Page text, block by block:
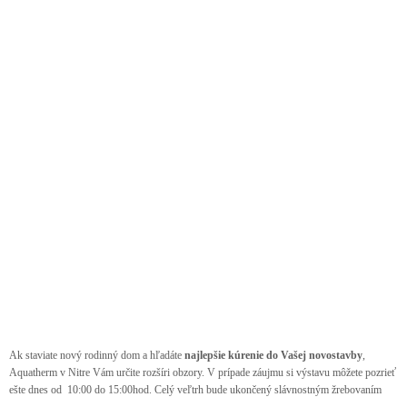
Ak staviate nový rodinný dom a hľadáte najlepšie kúrenie do Vašej novostavby,
Aquatherm v Nitre Vám určite rozšíri obzory. V prípade záujmu si výstavu môžete pozrieť
ešte dnes od 10:00 do 15:00hod. Celý veľtrh bude ukončený slávnostným žrebovaním